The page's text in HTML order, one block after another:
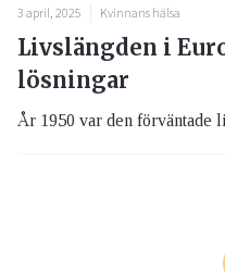
3 april, 2025 Kvinnans hälsa
Livslängden i
lösningar
År 1950 var den förväntade